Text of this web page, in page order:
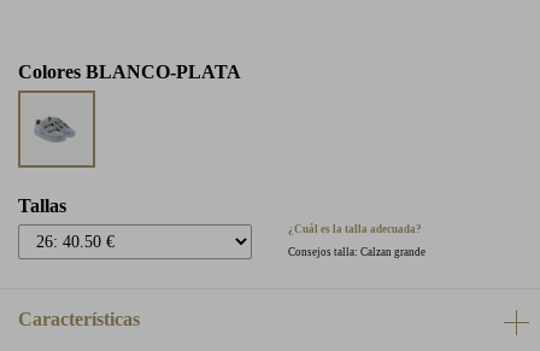
Colores BLANCO-PLATA
Tallas
¿Cuál es la talla adecuada?
Consejos talla: Calzan grande
Características